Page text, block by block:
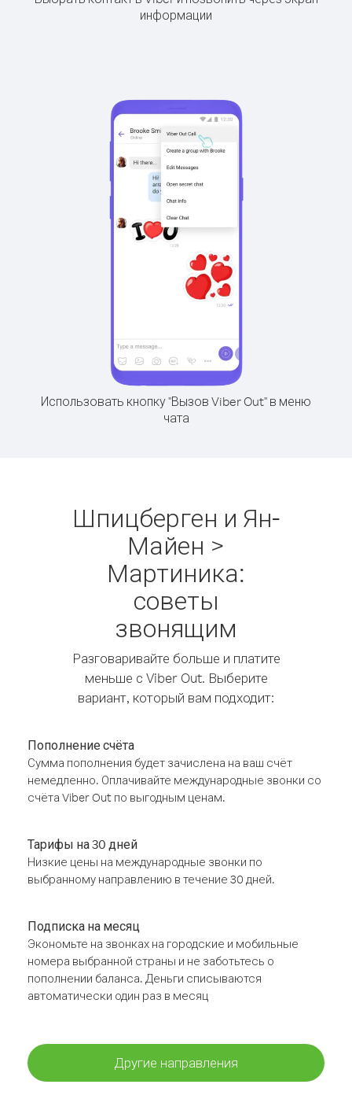
информации
Использовать кнопку "Вызов Viber Out" в меню
чата
Шпицберген и Ян-
Майен >
Мартиника:
советы
звонящим
Разговаривайте больше и платите
меньше с Viber Out. Выберите
вариант, который вам подходит:
Пополнение счёта
Сумма пополнения будет зачислена на ваш счёт
немедленно. Оплачивайте международные звонки со
счёта Viber Out по выгодным ценам.
Тарифы на 30 дней
Низкие цены на международные звонки по
выбранному направлению в течение 30 дней.
Подписка на месяц
Экономьте на звонках на городские и мобильные
номера выбранной страны и не заботьтесь о
пополнении баланса. Деньги списываются
автоматически один раз в месяц
Другие направления